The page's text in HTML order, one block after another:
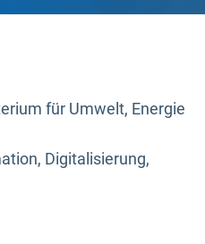
für Umwelt, Energie
Digitalisierung,